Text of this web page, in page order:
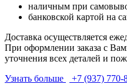
наличным при
банковской картой на
Доставка осуществляется
При оформлении заказа с
уточнения всех деталей и
Узнать больше
+7 (937) 770-